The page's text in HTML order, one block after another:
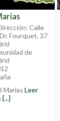
Calle
Fourquet, 37
de
MaríasLeer
[...]